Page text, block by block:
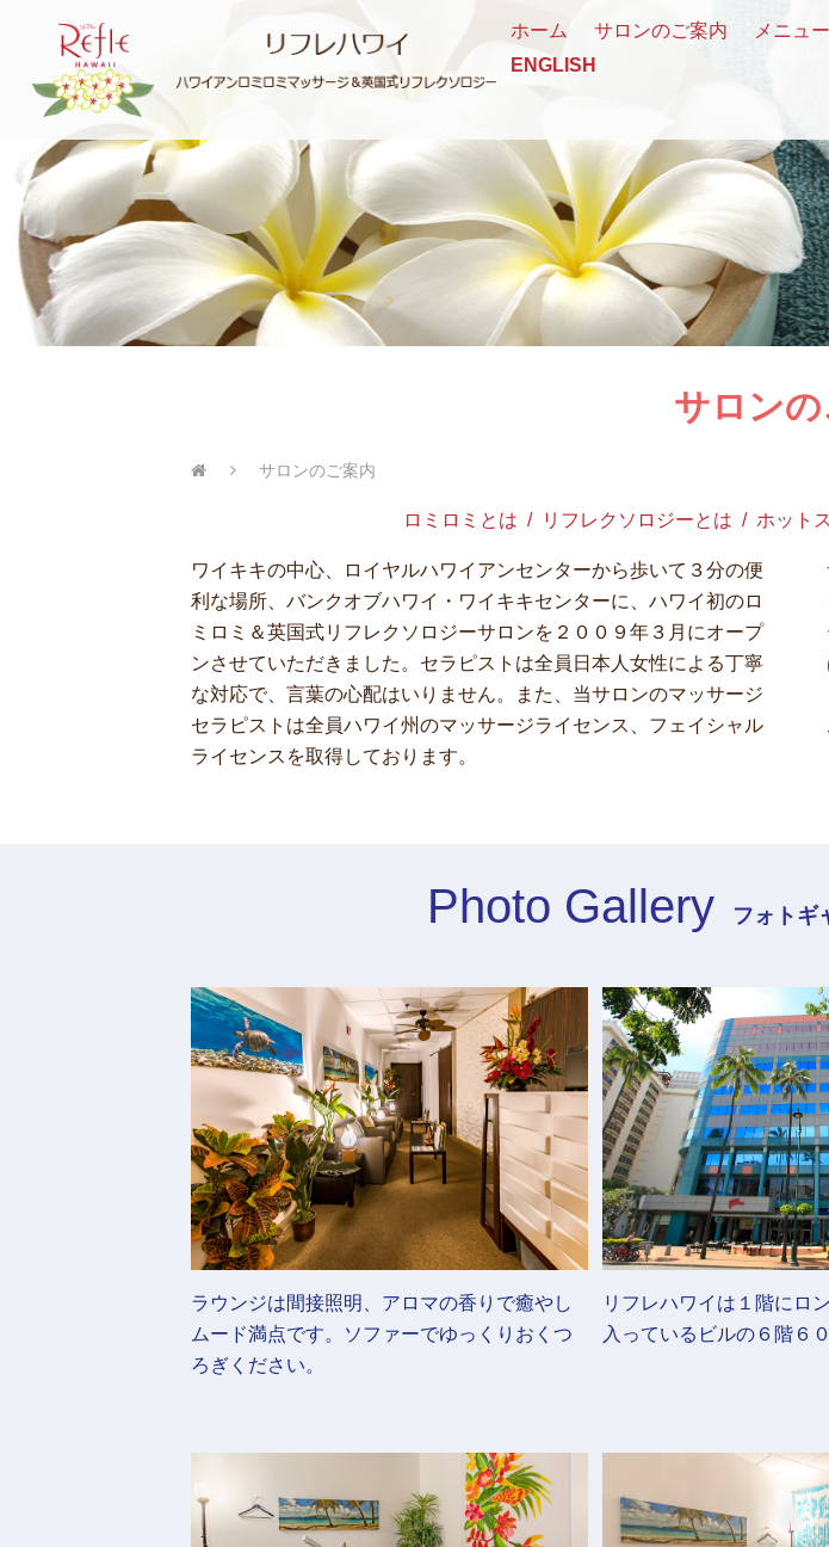
ホーム サロンのご案内 メニュー
ENGLISH
サロン
サロンのご案内
ロミロミとは リフレクソロジーとは ホット
ワイキキの中心、ロイヤルハワイアンセンターから歩いて３分の便
利な場所、バンクオブハワイ・ワイキキセンターに、ハワイ初のロ
ミロミ＆英国式リフレクソロジーサロンを２００９年３月にオープ
ンさせていただきました。セラピストは全員日本人女性による丁寧
な対応で、言葉の心配はいりません。また、当サロンのマッサージ
セラピストは全員ハワイ州のマッサージライセンス、フェイシャル
ライセンスを取得しております。
Photo Gallery フォトギ
ラウンジは間接照明、アロマの香りで癒やし
ムード満点です。ソファーでゆっくりおくつ
ろぎください。
リフレハワイは１階にロ
入っているビルの６階６